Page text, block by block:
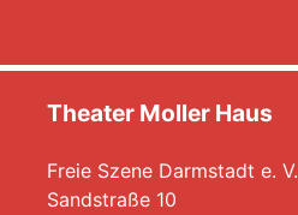
Theater Moller Haus
Freie Szene Darmstadt e. V.
Sandstraße 10